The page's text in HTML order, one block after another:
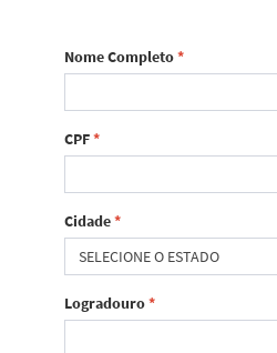
Nome Completo*
CPF*
Cidade*
SELECIONE O ESTADO
Logradouro*